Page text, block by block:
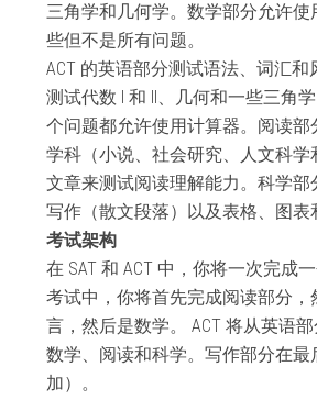
三角学和几何学。数学部分允许使
些但不是所有问题。
ACT 的英语部分测试语法、词汇和
测试代数 I 和 II、几何和一些三角
个问题都允许使用计算器。阅读部
学科（小说、社会研究、人文科学
文章来测试阅读理解能力。科学部
写作（散文段落）以及表格、图表
考试架构
在 SAT 和 ACT 中，你将一次完成
考试中，你将首先完成阅读部分，
言，然后是数学。 ACT 将从英语
数学、阅读和科学。写作部分在最
加）。